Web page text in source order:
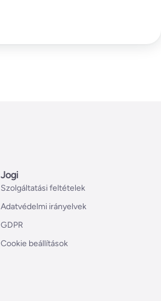
Jogi
Szolgáltatási feltételek
Adatvédelmi irányelvek
GDPR
Cookie beállítások